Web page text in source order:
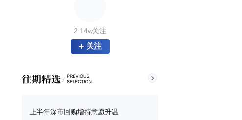
2.14w关注
关注
上半年深市回购增持意愿升温